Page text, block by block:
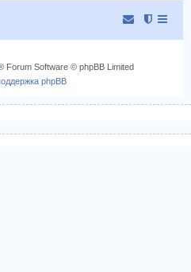
Forum Software © phpBB Limited
phpBB